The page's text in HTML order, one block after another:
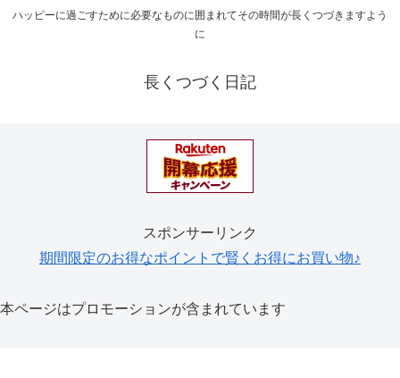
ハッピーに過ごすために必要なものに囲まれてその時間が長くつづきますよう
に
長くつづく日記
スポンサーリンク
期間限定のお得なポイントで賢くお得にお買い物♪
本ページはプロモーションが含まれています